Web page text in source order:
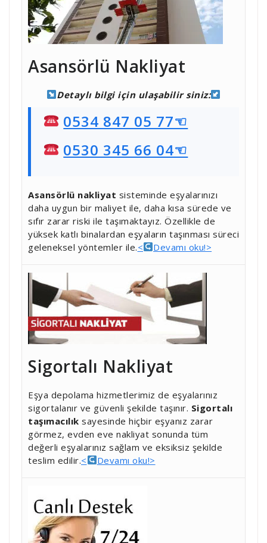
Asansörlü Nakliyat
Detaylı bilgi için ulaşabilir siniz:
0534 847 05 77☜
0530 345 66 04☜
Asansörlü nakliyat sisteminde eşyalarınızı
daha uygun bir maliyet ile, daha kısa sürede ve
sıfır zarar riski ile taşımaktayız. Özellikle de
yüksek katlı binalardan eşyaların taşınması süreci
geleneksel yöntemler ile.< Devamı oku!>
Sigortalı Nakliyat
Eşya depolama hizmetlerimiz de eşyalarınız
sigortalanır ve güvenli şekilde taşınır. Sigortalı
taşımacılık sayesinde hiçbir eşyanız zarar
görmez, evden eve nakliyat sonunda tüm
değerli eşyalarınız sağlam ve eksiksiz şekilde
teslim edilir.< Devamı oku!>